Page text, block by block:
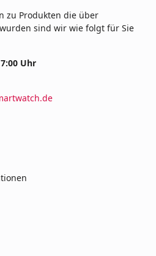
zu Produkten die über
sind wir wie folgt für Sie
Uhr